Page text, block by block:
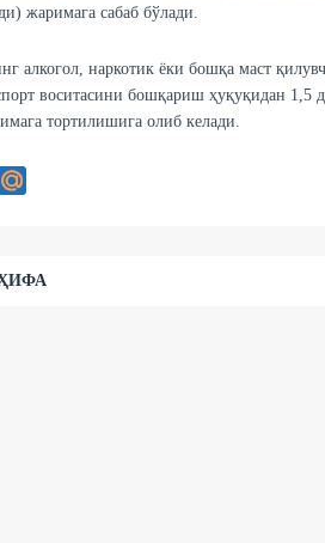
жаримага сабаб бўлади.
алкогол, наркотик ёки бошқа маст
воситасини бошқариш ҳуқуқидан 1,5
тортилишига олиб келади.